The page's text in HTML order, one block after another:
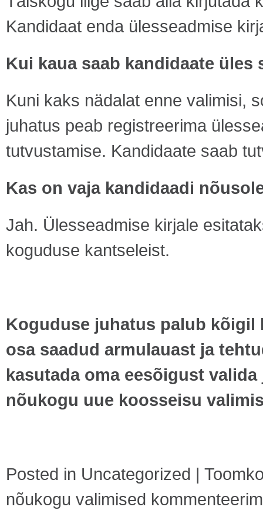
Kandidaat enda ülesseadmise
Kui kaua saab kandidaate üles
Kuni kaks nädalat enne valimisi,
juhatus peab registreerima
tutvustamise. Kandidaate saab
Kas on vaja kandidaadi
Jah. Ülesseadmise kirjale
koguduse kantseleist.
Koguduse juhatus palub kõigil
osa saadud armulauast ja
kasutada oma eesõigust
nõukogu uue koosseisu
Posted in Uncategorized |
nõukogu valimised